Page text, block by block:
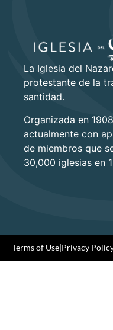
La Iglesia del
protestante de la
santidad.
Organizada en
actualmente con
de miembros que
30,000 iglesias en
Terms of Use|Privacy